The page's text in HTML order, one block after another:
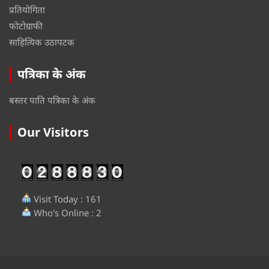
प्रतियोगिता
फोटोग्राफी
साहित्यिक उठापटक
पत्रिका के अंक
बस्तर पाति पत्रिका के अंक
Our Visitors
Visit Today : 161
Who's Online : 2